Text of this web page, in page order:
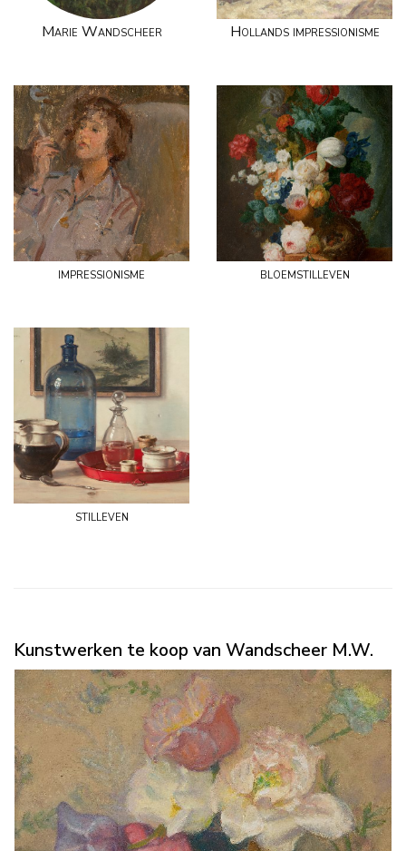
Marie Wandscheer Hollands impressionisme
impressionisme bloemstilleven
stilleven
Kunstwerken te koop van Wandscheer M.W.